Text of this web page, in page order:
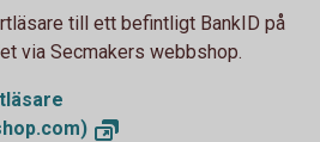
till ett befintligt BankID på
via Secmakers webbshop.